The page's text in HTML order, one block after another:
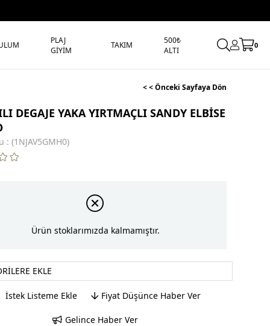
PLAJ
GİYİM
TAKIM
500₺
ALTI
0
< < Önceki Sayfaya Dön
DEGAJE YAKA YIRTMAÇLI SANDY ELBİSE
(1NJAV5GMH0)
Ürün stoklarımızda kalmamıştır.
EKLE
İstek Listeme Ekle Fiyat Düşünce Haber Ver
Gelince Haber Ver